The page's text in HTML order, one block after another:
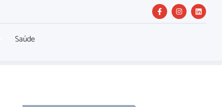
Saúde